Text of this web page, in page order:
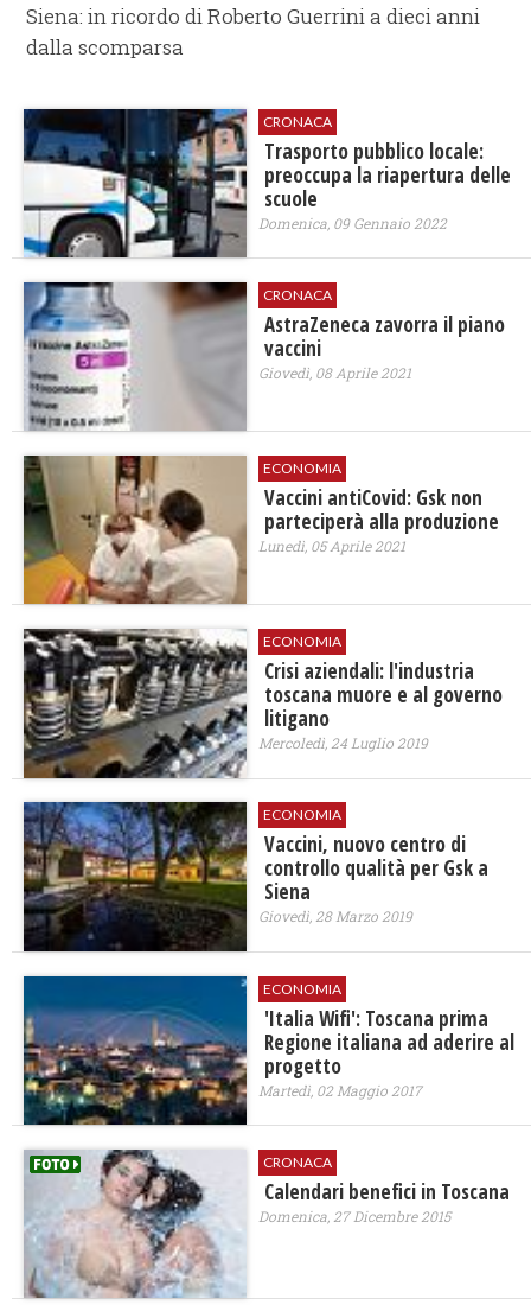
Siena: in ricordo di Roberto Guerrini a dieci anni
dalla scomparsa
CRONACA
Trasporto pubblico locale:
preoccupa la riapertura delle
scuole
Domenica, 09 Gennaio 2022
CRONACA
AstraZeneca zavorra il piano
vaccini
Giovedì, 08 Aprile 2021
ECONOMIA
Vaccini antiCovid: Gsk non
parteciperà alla produzione
Lunedì, 05 Aprile 2021
ECONOMIA
Crisi aziendali: l'industria
toscana muore e al governo
litigano
Mercoledì, 24 Luglio 2019
ECONOMIA
Vaccini, nuovo centro di
controllo qualità per Gsk a
Siena
Giovedì, 28 Marzo 2019
ECONOMIA
'Italia Wifi': Toscana prima
Regione italiana ad aderire al
progetto
Martedì, 02 Maggio 2017
CRONACA
Calendari benefici in Toscana
Domenica, 27 Dicembre 2015